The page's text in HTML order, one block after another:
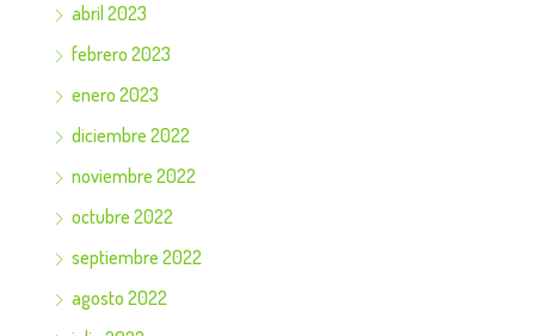
abril 2023
febrero 2023
enero 2023
diciembre 2022
noviembre 2022
octubre 2022
septiembre 2022
agosto 2022